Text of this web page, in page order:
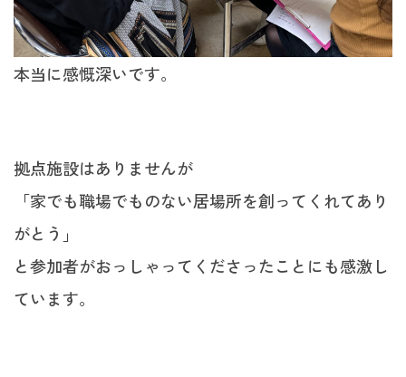
本当に感慨深いです。
拠点施設はありませんが
「家でも職場でものない居場所を創ってくれてあり
がとう」
と参加者がおっしゃってくださったことにも感激し
ています。